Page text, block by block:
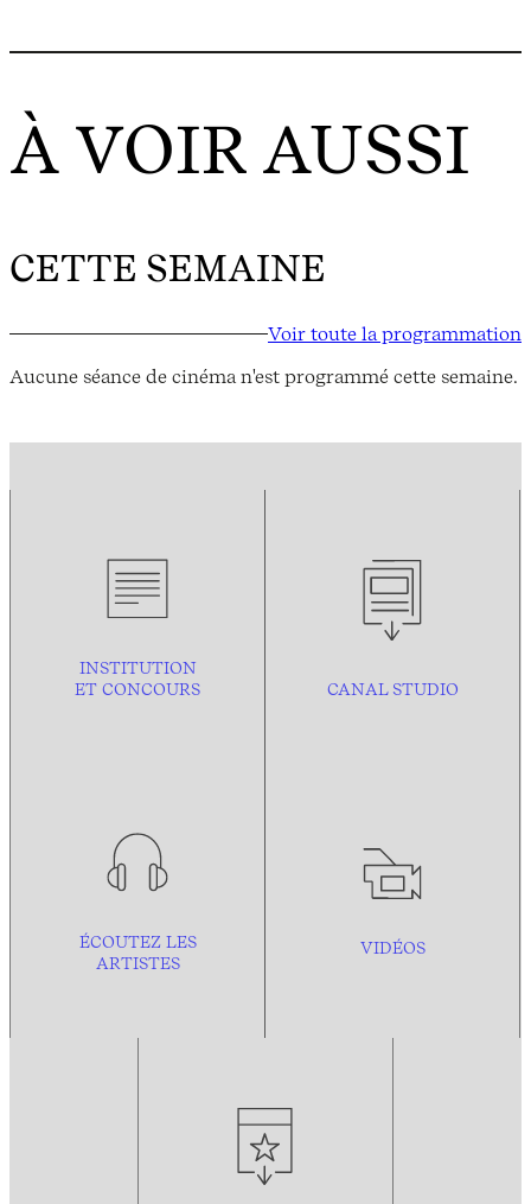
À VOIR AUSSI
CETTE SEMAINE
Voir toute la programmation
Aucune séance de cinéma n'est programmé cette semaine.
INSTITUTION
ET CONCOURS
CANAL STUDIO
ÉCOUTEZ LES
ARTISTES
VIDÉOS